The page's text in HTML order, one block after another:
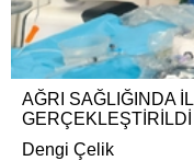
AĞRI SAĞLIĞINDA
GERÇEKLEŞTİRİLDİ
Dengi Çelik